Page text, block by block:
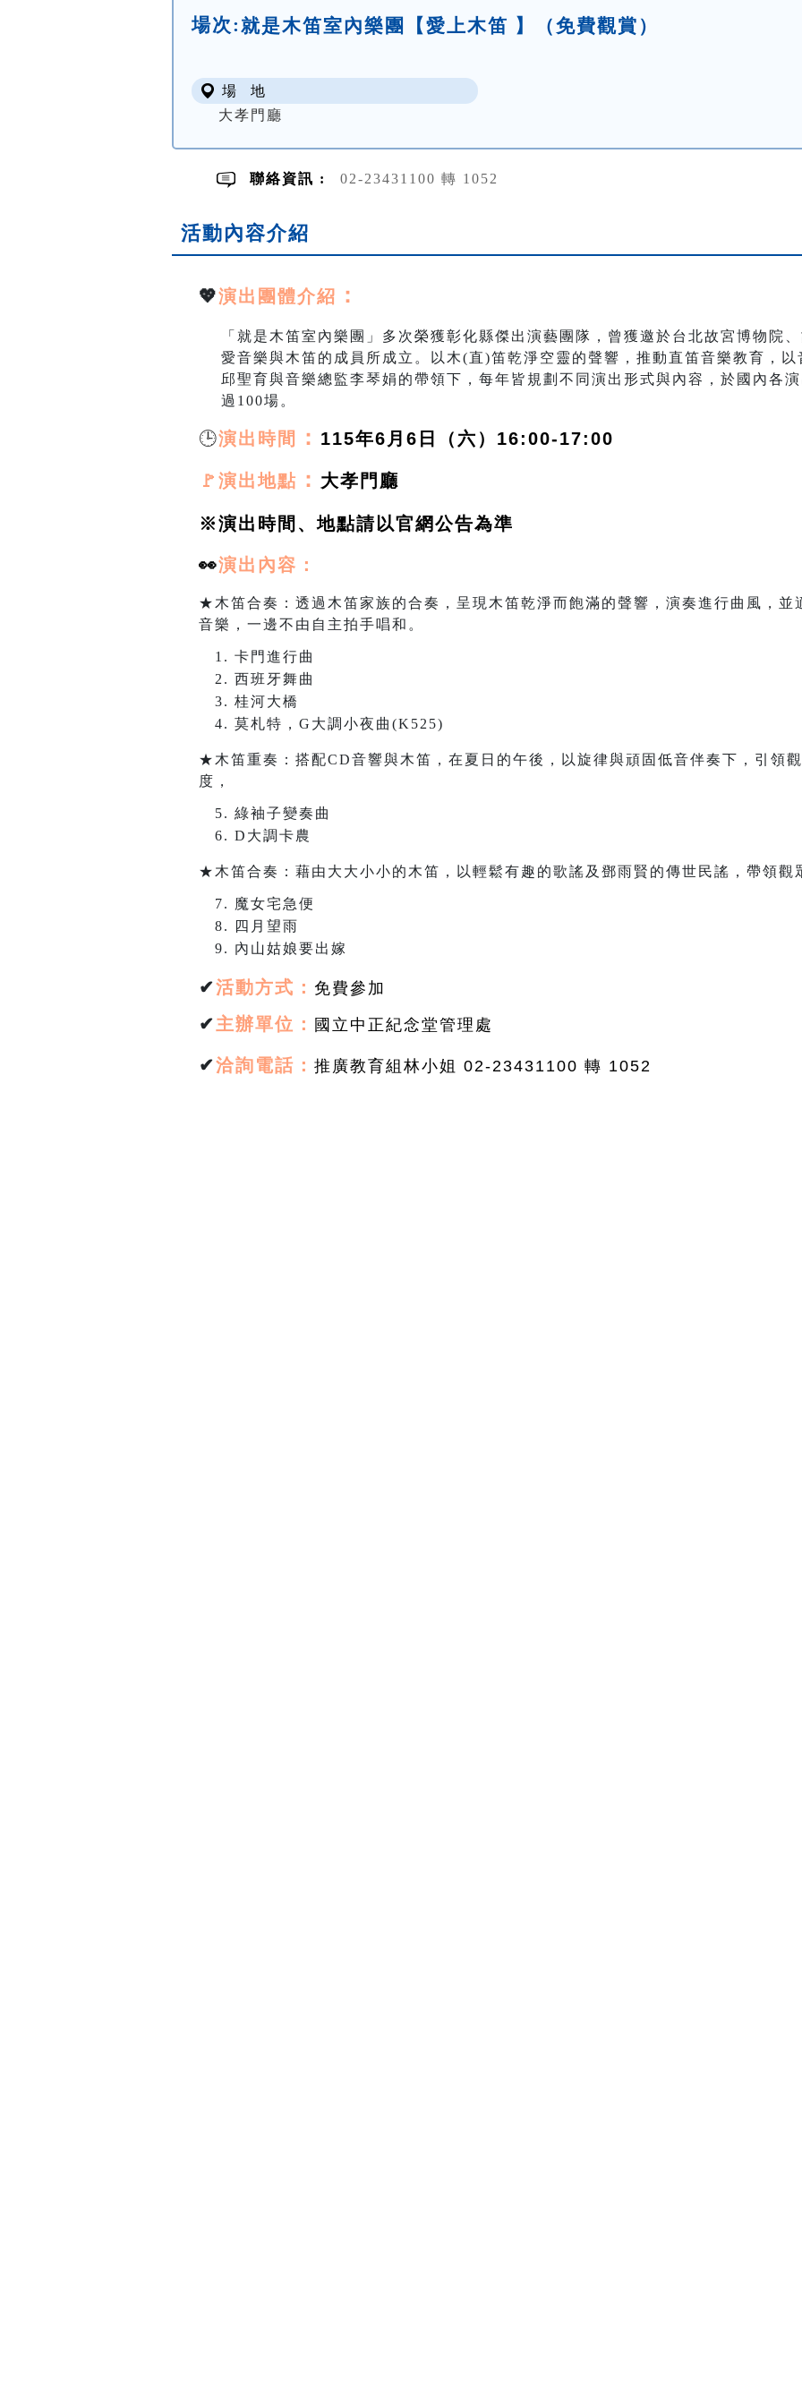
場次:就是木笛室內樂團【愛上木笛 】（免費觀賞）
場 地
大孝門廳
聯絡資訊 : 02-23431100 轉 1052
活動內容介紹
💖演出團體介紹 ：
「就是木笛室內樂團」多次榮獲彰化縣傑出演藝團隊，曾獲邀於台北故宮博物院
愛音樂與木笛的成員所成立。以木(直)笛乾淨空靈的聲響，推動直笛音樂教育，
邱聖育與音樂總監李琴娟的帶領下，每年皆規劃不同演出形式與內容，於國內各
過100場。
🕒演出時間 ： 115年6月6日（六）16:00-17:00
🚩演出地點 ： 大孝門廳
※演出時間、地點請以官網公告為準
👀演出 內容：
★木笛合奏：透過木笛家族的合奏，呈現木笛乾淨而飽滿的聲響，演奏進行曲風，並
音樂，一邊不由自主拍手唱和。
卡門進行曲
西班牙舞曲
桂河大橋
莫札特，G大調小夜曲(K525)
★木笛重奏：搭配CD音響與木笛，在夏日的午後，以旋律與頑固低音伴奏下，引領
度，
綠袖子變奏曲
D 大調卡農
★木笛合奏：藉由大大小小的木笛，以輕鬆有趣的歌謠及鄧雨賢的傳世民謠，帶領觀
魔女宅急便
四月望雨
內山姑娘要出嫁
✔活動方式： 免費參加
✔主辦單位： 國立中正紀念堂管理處
✔洽詢電話： 推廣教育組林小姐 02-23431100 轉 1052